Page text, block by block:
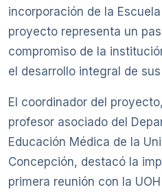
incorporación de la
proyecto representa un
compromiso de la
el desarrollo integral de
El coordinador del
profesor asociado del
Educación Médica de la
Concepción, destacó la
primera reunión con la